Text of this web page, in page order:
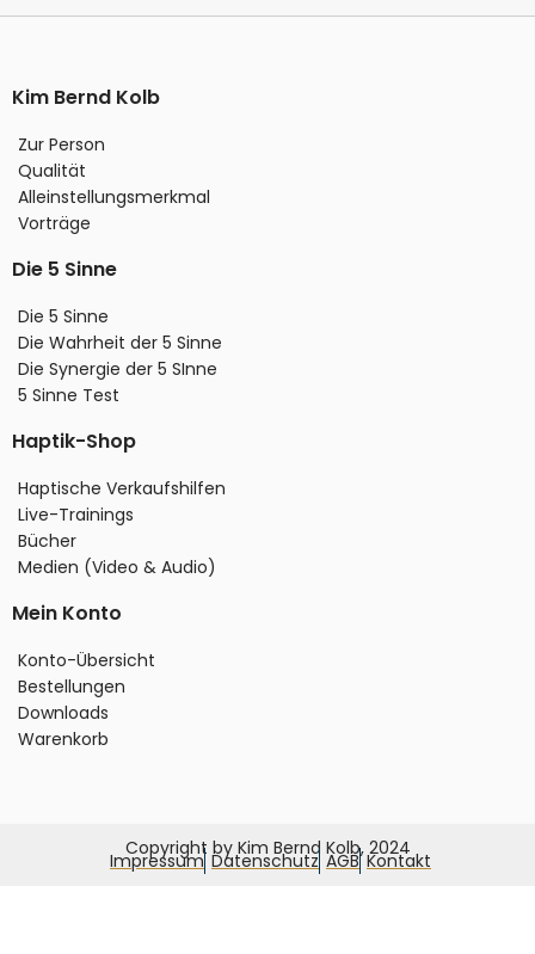
Kim Bernd Kolb
Zur Person
Qualität
Alleinstellungsmerkmal
Vorträge
Die 5 Sinne
Die 5 Sinne
Die Wahrheit der 5 Sinne
Die Synergie der 5 SInne
5 Sinne Test
Haptik-Shop
Haptische Verkaufshilfen
Live-Trainings
Bücher
Medien (Video & Audio)
Mein Konto
Konto-Übersicht
Bestellungen
Downloads
Warenkorb
Copyright by Kim Bernd Kolb, 2024
Impressum Datenschutz AGB Kontakt